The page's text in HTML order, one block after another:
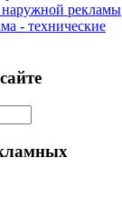
рекламы
- технические